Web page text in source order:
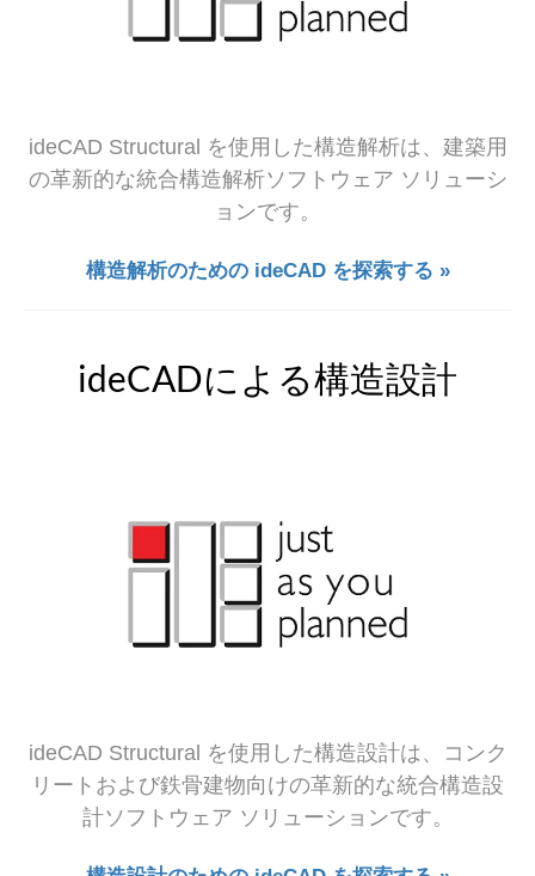
ideCAD Structural を使用した構造解析は、建築用
の革新的な統合構造解析ソフトウェア ソリューシ
ョンです。
構造解析のための ideCAD を探索する »
ideCADによる構造設計
ideCAD Structural を使用した構造設計は、コンク
リートおよび鉄骨建物向けの革新的な統合構造設
計ソフトウェア ソリューションです。